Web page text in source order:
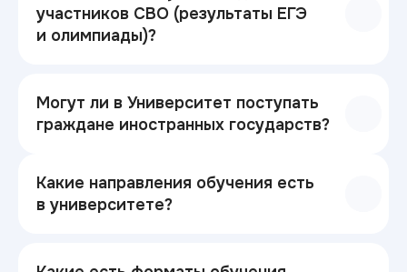
участников СВО (результаты ЕГЭ
и олимпиады)?
Могут ли в Университет поступать
граждане иностранных государств?
Какие направления обучения есть
в университете?